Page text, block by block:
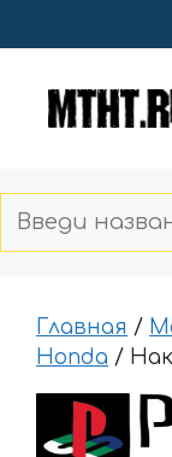
к
Главная /
Honda /